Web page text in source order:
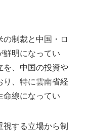
制裁と中国・ロ
鮮明になってい
を、中国の投資や
り、特に雲南省経
命線になってい
する立場から制